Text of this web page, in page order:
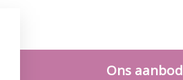
Ons aanbod